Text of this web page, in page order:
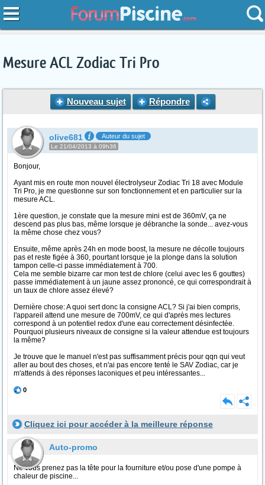
Mesure ACL Zodiac Tri Pro
Nouveau sujet Répondre
olive681 Auteur du sujet
Le 21/04/2013 à 09h36
Bonjour,
Ayant mis en route mon nouvel électrolyseur Zodiac Tri 18 avec Module
Tri Pro, je me questionne sur son fonctionnement et en particulier sur la
mesure ACL.
1ère question, je constate que la mesure mini est de 360mV, ça ne
descend pas plus bas, même lorsque je débranche la sonde... avez-vous
la même chose chez vous?
Ensuite, même après 24h en mode boost, la mesure ne décolle toujours
pas et reste figée à 360, pourtant lorsque je la plonge dans la solution
tampon celle-ci passe immédiatement à 700.
Cela me semble bizarre car mon test de chlore (celui avec les 6 gouttes)
passe immédiatement à un jaune assez prononcé, ce qui correspondrait à
un taux de chlore assez élevé?
Dernière chose: A quoi sert donc la consigne ACL? Si j'ai bien compris,
l'appareil attend une mesure de 700mV, ce qui d'après mes lectures
correspond à un potentiel redox d'une eau correctement désinfectée.
Pourquoi plusieurs niveaux de consigne si la valeur attendue est toujours
la même?
Je trouve que le manuel n'est pas suffisamment précis pour qqn qui veut
aller au bout des choses, et n'ai pas encore tenté le SAV Zodiac, car je
m'attends à des réponses laconiques et peu intéressantes...
0
Cliquez ici pour accéder à la meilleure réponse
Auto-promo
Ne vous prenez pas la tête pour la fourniture et/ou pose d'une pompe à
chaleur de piscine...